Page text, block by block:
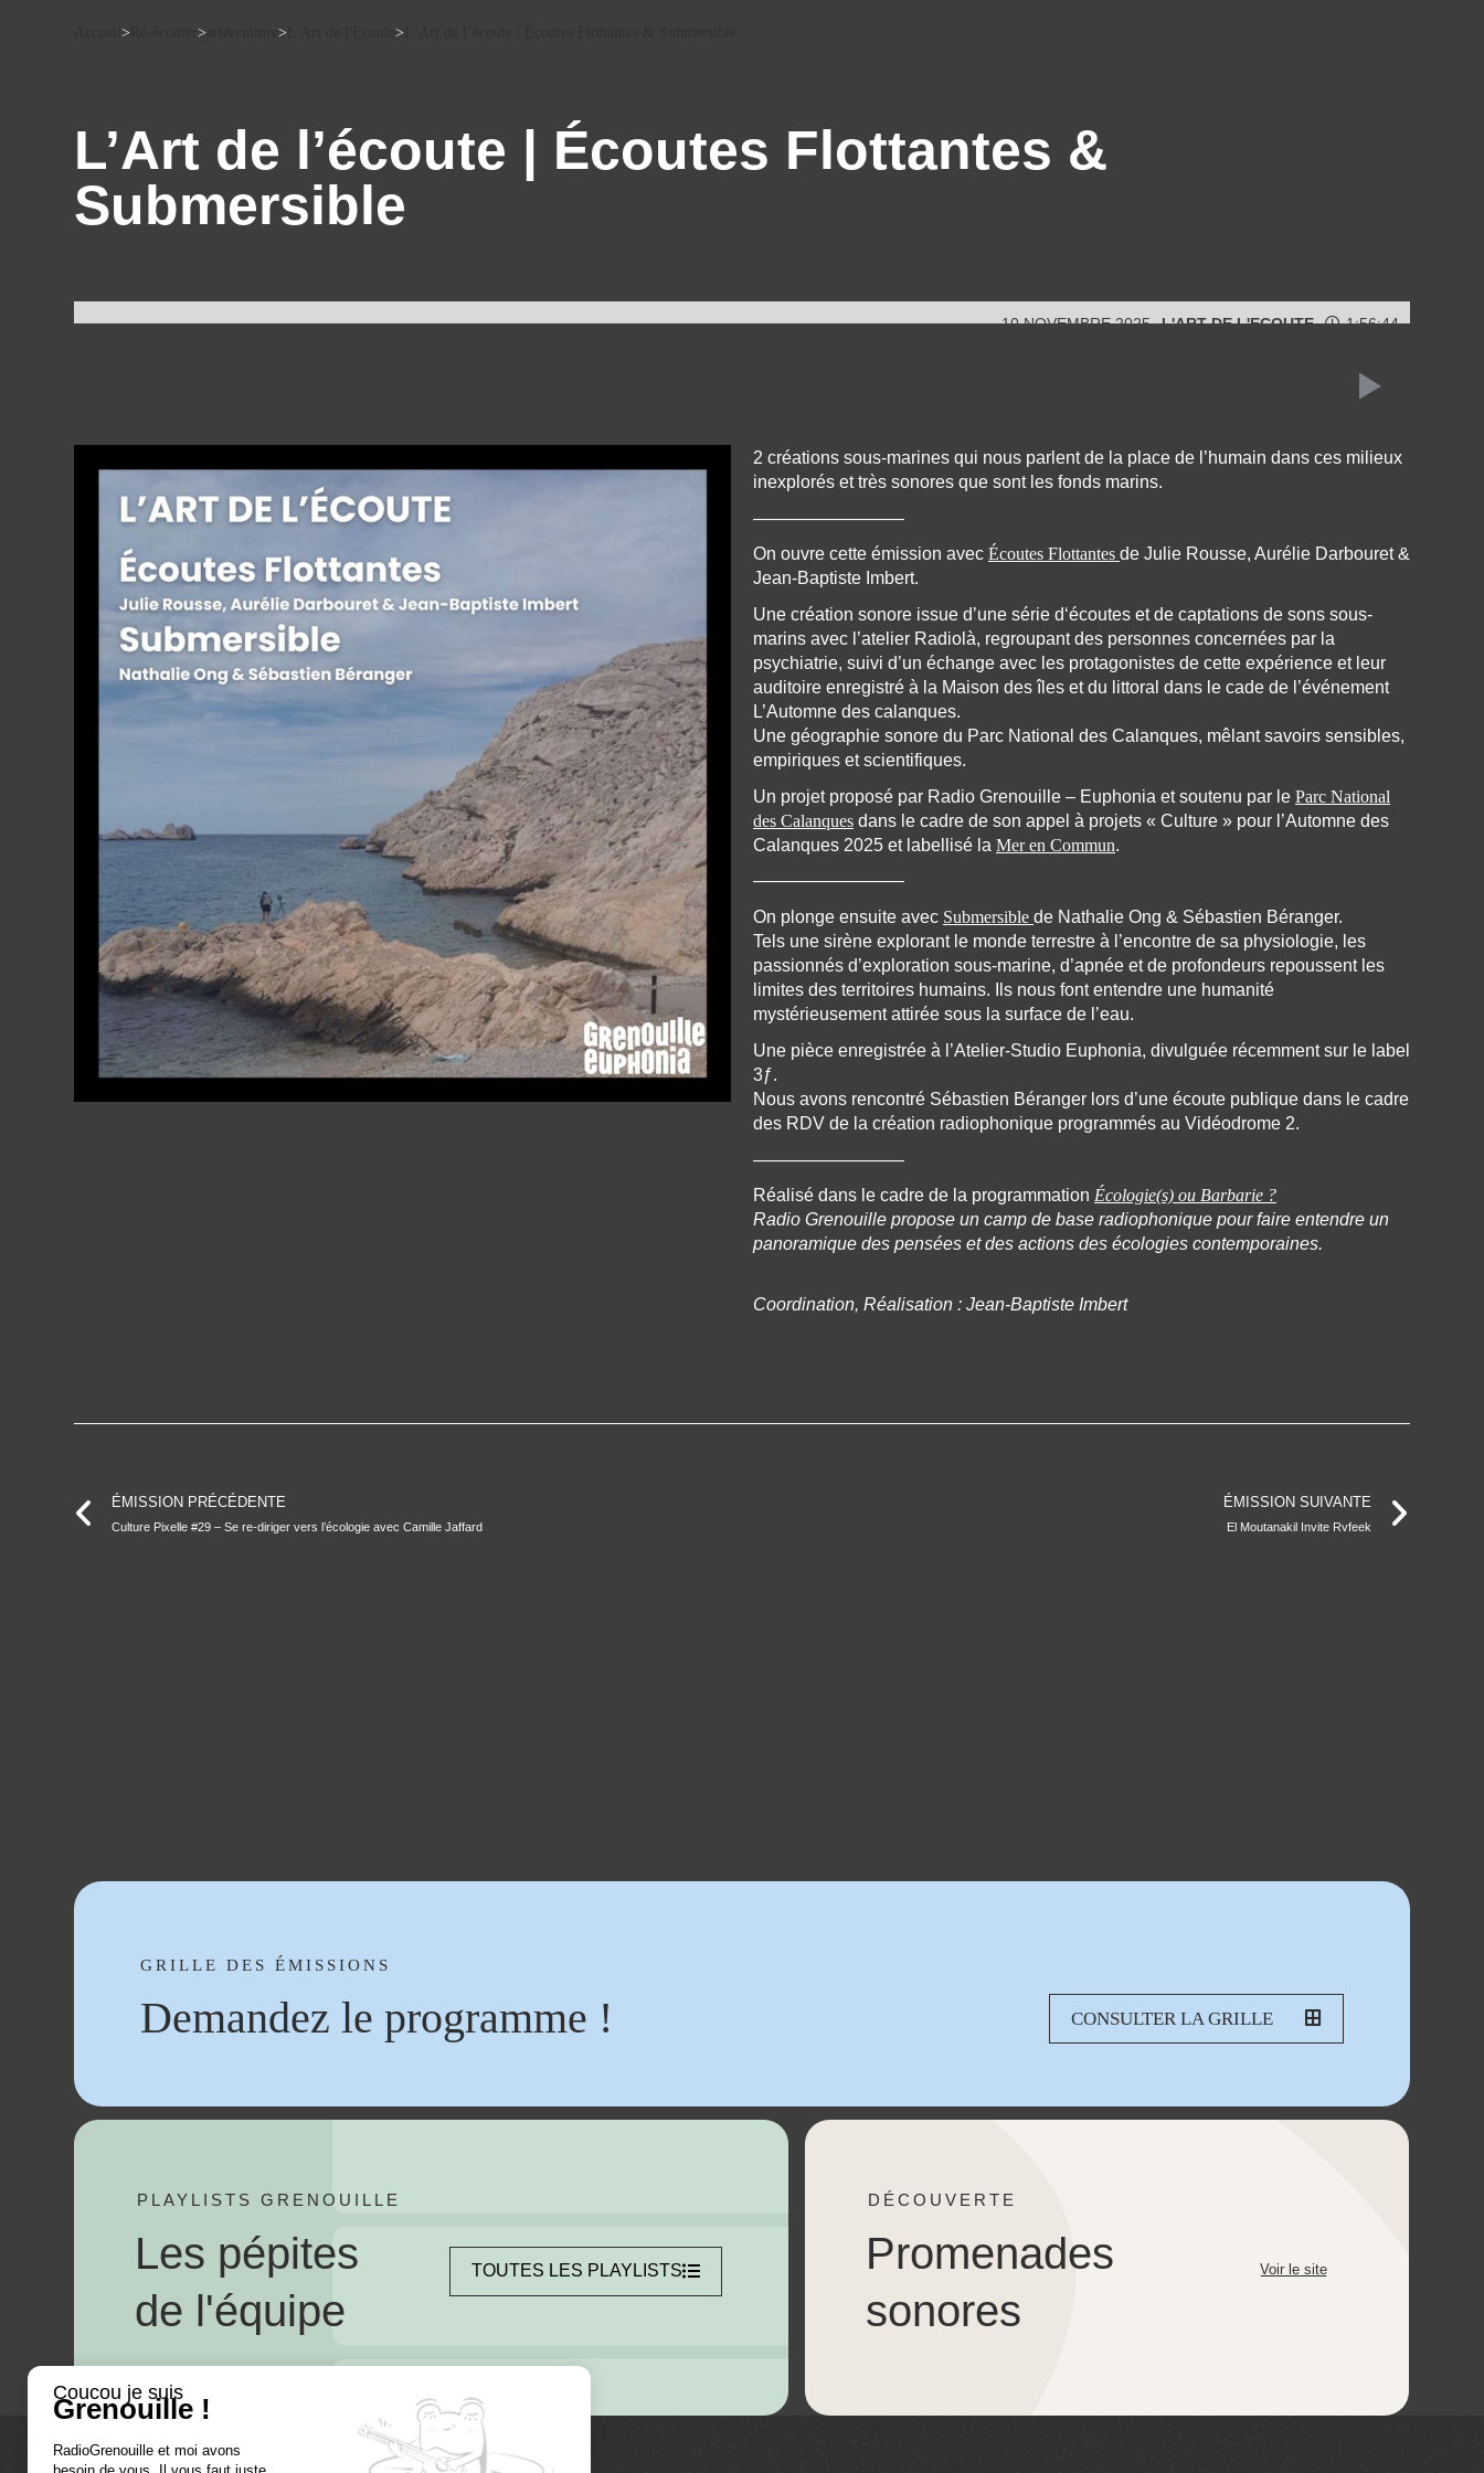
> > > >
L’Art de l’écoute | Écoutes Flottantes &
Submersible
10 NOVEMBRE 2025 L'ART DE L'ECOUTE 1:56:44
2 créations sous-marines qui nous parlent de la place de l’humain dans ces milieux
inexplorés et très sonores que sont les fonds marins.
————————–
On ouvre cette émission avec Écoutes Flottantes de Julie Rousse, Aurélie Darbouret &
Jean-Baptiste Imbert.
Une création sonore issue d’une série d‘écoutes et de captations de sons sous-
marins avec l’atelier Radiolà, regroupant des personnes concernées par la
psychiatrie, suivi d’un échange avec les protagonistes de cette expérience et leur
auditoire enregistré à la Maison des îles et du littoral dans le cade de l’événement
L’Automne des calanques.
Une géographie sonore du Parc National des Calanques, mêlant savoirs sensibles,
empiriques et scientifiques.
Un projet proposé par Radio Grenouille – Euphonia et soutenu par le Parc National
des Calanques dans le cadre de son appel à projets « Culture » pour l’Automne des
Calanques 2025 et labellisé la Mer en Commun.
————————–
On plonge ensuite avec Submersible de Nathalie Ong & Sébastien Béranger.
Tels une sirène explorant le monde terrestre à l’encontre de sa physiologie, les
passionnés d’exploration sous-marine, d’apnée et de profondeurs repoussent les
limites des territoires humains. Ils nous font entendre une humanité
mystérieusement attirée sous la surface de l’eau.
Une pièce enregistrée à l’Atelier-Studio Euphonia, divulguée récemment sur le label
3ƒ.
Nous avons rencontré Sébastien Béranger lors d’une écoute publique dans le cadre
des RDV de la création radiophonique programmés au Vidéodrome 2.
————————–
Réalisé dans le cadre de la programmation Écologie(s) ou Barbarie ?
Radio Grenouille propose un camp de base radiophonique pour faire entendre un
panoramique des pensées et des actions des écologies contemporaines.
Coordination, Réalisation : Jean-Baptiste Imbert
ÉMISSION PRÉCÉDENTE
Culture Pixelle #29 – Se re-diriger vers l’écologie avec Camille Jaffard
ÉMISSION SUIVANTE
El Moutanakil Invite Rvfeek
GRILLE DES ÉMISSIONS
Demandez le programme ! CONSULTER LA GRILLE
PLAYLISTS GRENOUILLE
Les pépites
de l'équipe
TOUTES LES PLAYLISTS
DÉCOUVERTE
Promenades
sonores
Voir le site
Coucou je suis
Grenouille !
RadioGrenouille et moi avons